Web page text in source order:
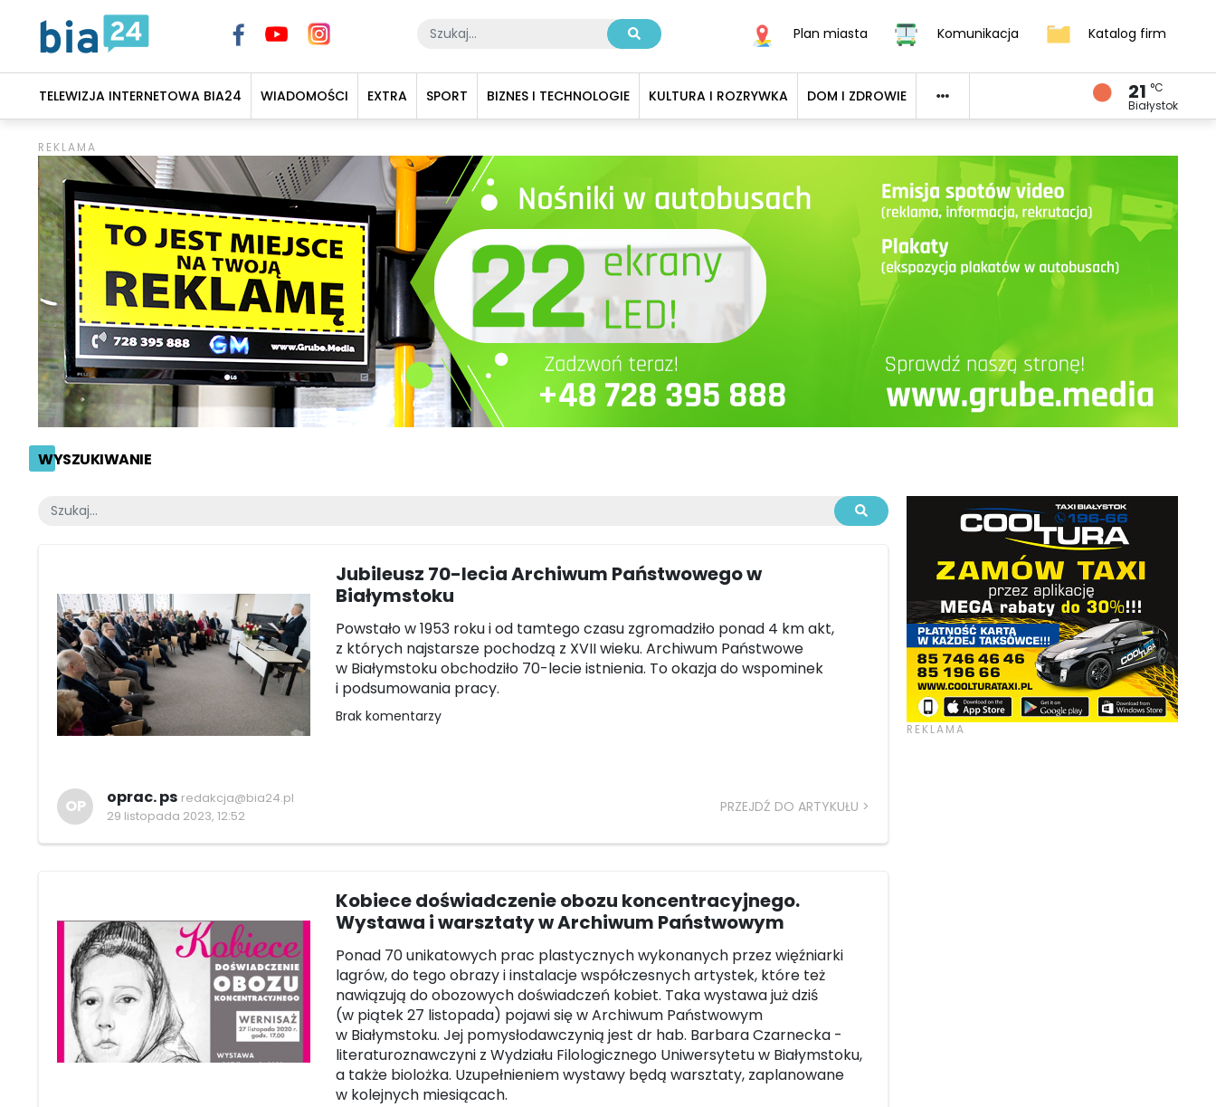
Plan miasta Komunikacja Katalog firm
TELEWIZJA INTERNETOWA BIA24 WIADOMOŚCI EXTRA SPORT BIZNES I TECHNOLOGIE KULTURA I ROZRYWKA DOM I ZDROWIE 21 °C
Białystok
WYSZUKIWANIE
Jubileusz 70-lecia Archiwum Państwowego w
Białymstoku
Powstało w 1953 roku i od tamtego czasu zgromadziło ponad 4 km akt,
z których najstarsze pochodzą z XVII wieku. Archiwum Państwowe
w Białymstoku obchodziło 70-lecie istnienia. To okazja do wspominek
i podsumowania pracy.
Brak komentarzy
OP oprac. ps redakcja@bia24.pl
29 listopada 2023, 12:52
PRZEJDŹ DO ARTYKUŁU
Kobiece doświadczenie obozu koncentracyjnego.
Wystawa i warsztaty w Archiwum Państwowym
Ponad 70 unikatowych prac plastycznych wykonanych przez więźniarki
lagrów, do tego obrazy i instalacje współczesnych artystek, które też
nawiązują do obozowych doświadczeń kobiet. Taka wystawa już dziś
(w piątek 27 listopada) pojawi się w Archiwum Państwowym
w Białymstoku. Jej pomysłodawczynią jest dr hab. Barbara Czarnecka -
literaturoznawczyni z Wydziału Filologicznego Uniwersytetu w Białymstoku,
a także biolożka. Uzupełnieniem wystawy będą warsztaty, zaplanowane
w kolejnych miesiącach.